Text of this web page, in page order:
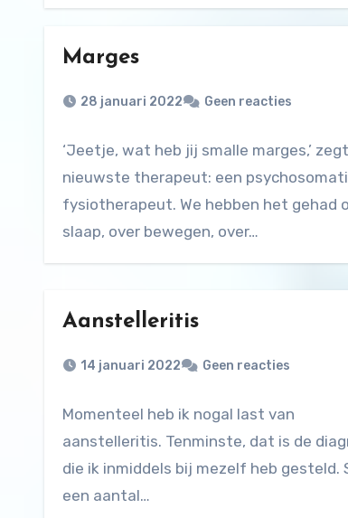
Marges
28 januari 2022 Geen reacties
‘Jeetje, wat heb jij smalle marges,’
nieuwste therapeut: een
fysiotherapeut. We hebben het gehad
slaap, over bewegen, over…
Aanstelleritis
14 januari 2022 Geen reacties
Momenteel heb ik nogal last van
aanstelleritis. Tenminste, dat is de
die ik inmiddels bij mezelf heb gesteld.
een aantal…